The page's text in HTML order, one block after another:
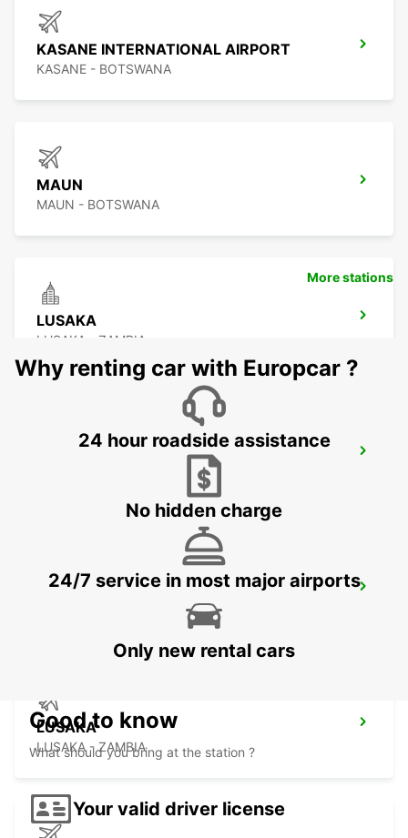
KASANE INTERNATIONAL AIRPORT
KASANE - BOTSWANA
MAUN
MAUN - BOTSWANA
LUSAKA
LUSAKA - ZAMBIA
BULAWAYO AIRPORT
LUSAKA INTERNATIONAL AIRPORT
LUSAKA
LUSAKA - ZAMBIA
More stations
Why renting car with Europcar ?
24 hour roadside assistance
No hidden charge
24/7 service in most major airports
Only new rental cars
Good to know
What should you bring at the station ?
Your valid driver license